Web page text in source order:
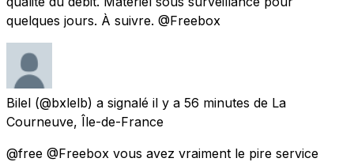
quelques jours. À suivre. @Freebox
Bilel (@bxlelb) a signalé il y a 56 minutes de La
Courneuve, Île-de-France
@free @Freebox vous avez vraiment le pire service